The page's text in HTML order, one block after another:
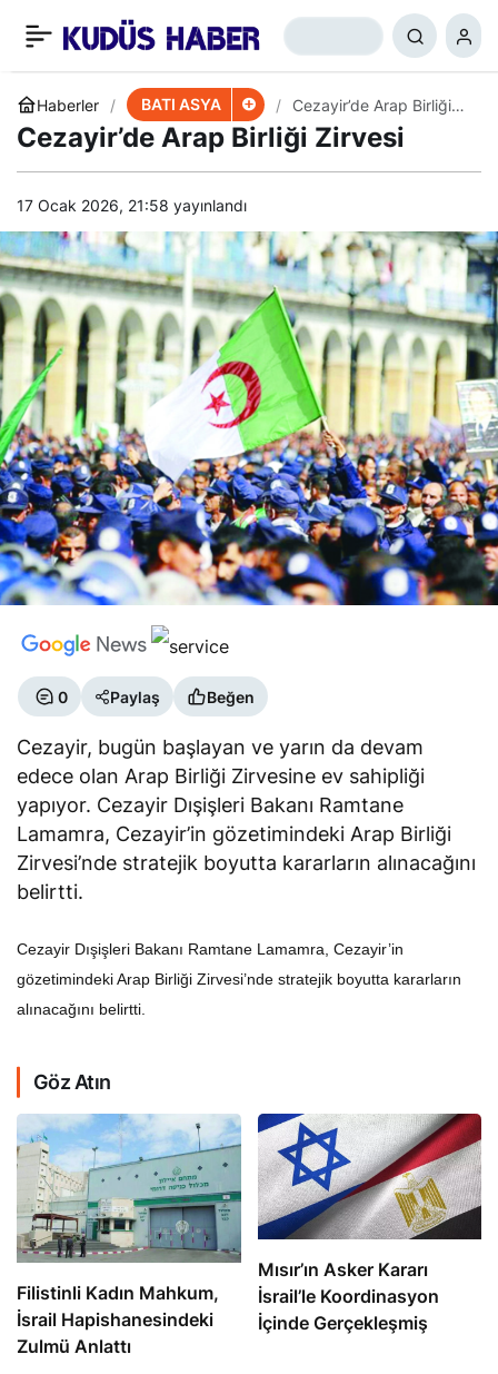
Haberler BATI ASYA
Cezayir’de Arap Birliği
Zirvesi
Cezayir’de Arap Birliği Zirvesi
17 Ocak 2026, 21:58 yayınlandı
0 Paylaş Beğen
Cezayir, bugün başlayan ve yarın da devam
edece olan Arap Birliği Zirvesine ev sahipliği
yapıyor. Cezayir Dışişleri Bakanı Ramtane
Lamamra, Cezayir’in gözetimindeki Arap Birliği
Zirvesi’nde stratejik boyutta kararların alınacağını
belirtti.
Cezayir Dışişleri Bakanı Ramtane Lamamra, Cezayir’in
gözetimindeki Arap Birliği Zirvesi’nde stratejik boyutta kararların
alınacağını belirtti.
Göz Atın
Filistinli Kadın Mahkum,
İsrail Hapishanesindeki
Zulmü Anlattı
Mısır’ın Asker Kararı
İsrail’le Koordinasyon
İçinde Gerçekleşmiş
Suud’da 15 Kişiye İdam
Cezası
+ 0 Paylaş